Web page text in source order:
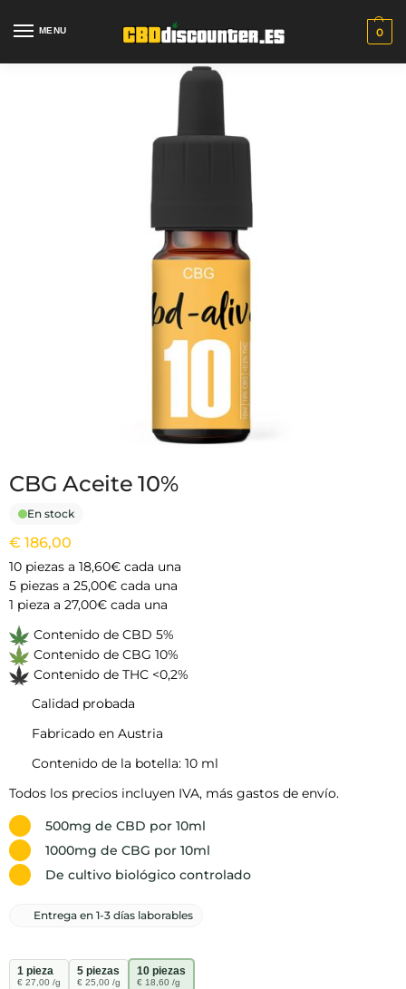
MENU 0
CBG Aceite 10%
En stock
€ 186,00
10 piezas a 18,60€ cada una
5 piezas a 25,00€ cada una
1 pieza a 27,00€ cada una
Contenido de CBD 5%
Contenido de CBG 10%
Contenido de THC <0,2%
Calidad probada
Fabricado en Austria
Contenido de la botella: 10 ml
Todos los precios incluyen IVA, más gastos de envío.
500mg de CBD por 10ml
1000mg de CBG por 10ml
De cultivo biológico controlado
Entrega en 1-3 días laborables
1 pieza
€ 27,00 /g
5 piezas
€ 25,00 /g
10 piezas
€ 18,60 /g